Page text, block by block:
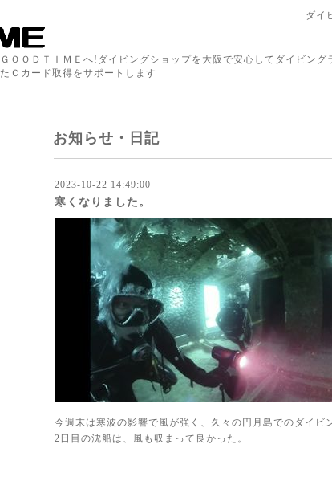
ダイ
ＯＯＤＴＩＭＥへ!ダイビングショップを大阪で安心してダイビン
Ｃカード取得をサポートします
お知らせ・日記
2023-10-22 14:49:00
寒くなりました。
今週末は寒波の影響で風が強く、久々の円月島でのダイビ
2日目の沈船は、風も収まって良かった。